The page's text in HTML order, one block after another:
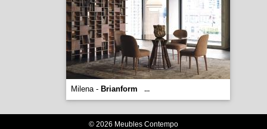
Milena - Brianform ...
© 2026 Meubles Contempo